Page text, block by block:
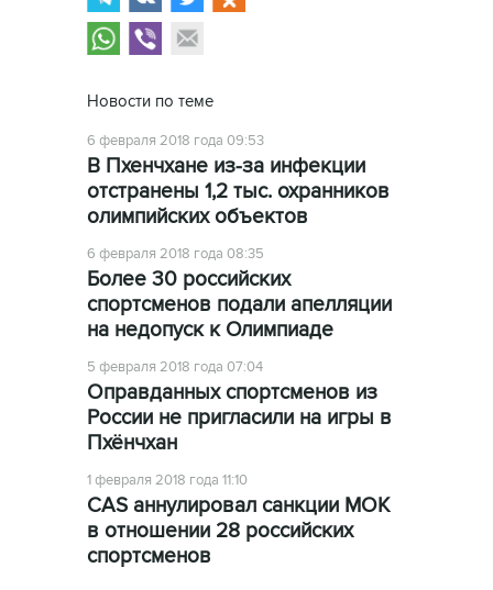
Новости по теме
6 февраля 2018 года 09:53
В Пхенчхане из-за инфекции
отстранены 1,2 тыс. охранников
олимпийских объектов
6 февраля 2018 года 08:35
Более 30 российских
спортсменов подали апелляции
на недопуск к Олимпиаде
5 февраля 2018 года 07:04
Оправданных спортсменов из
России не пригласили на игры в
Пхёнчхан
1 февраля 2018 года 11:10
CAS аннулировал санкции МОК
в отношении 28 российских
спортсменов